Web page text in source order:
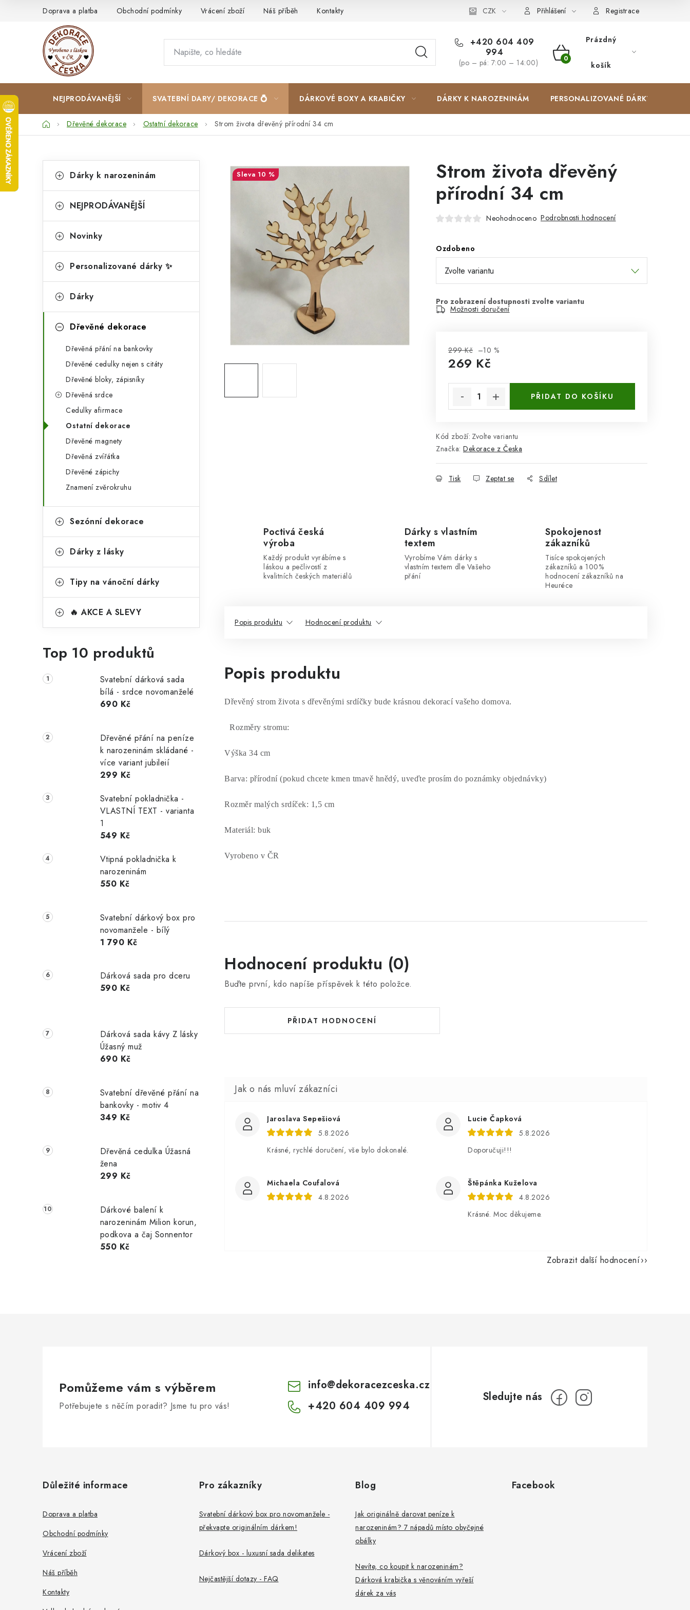
Doprava a platba Obchodní podmínky Vrácení zboží Náš příběh Kontakty Zakázková výroba Spolupracujeme Blog
CZK Přihlášení Registrace
+420 604 409
994
(po – pá: 7:00 – 14:00)
NÁKUPNÍ
Prázdný
košík
NEJPRODÁVANĚJŠÍ SVATEBNÍ DARY/ DEKORACE 💍 DÁRKOVÉ BOXY A KRABIČKY DÁRKY K NAROZENINÁM PERSONALIZOVANÉ DÁRKY ✨
DomůDřevěné dekorace Ostatní dekorace Strom života dřevěný přírodní 34 cm
o
t
r
n
n
l
kategorie
a
e
o
i
Dárky k narozeninám
NEJPRODÁVANĚJŠÍ
Novinky
Personalizované dárky ✨
Dárky
Dřevěné dekorace
Dřevěná přání na bankovky
Dřevěné cedulky nejen s citáty
Dřevěné bloky, zápisníky
Dřevěná srdce
Cedulky afirmace
Ostatní dekorace
Dřevěné magnety
Dřevěná zvířátka
Dřevěné zápichy
Znamení zvěrokruhu
Sezónní dekorace
Dárky z lásky
Tipy na vánoční dárky
🔥 AKCE A SLEVY
Top 10 produktů
Svatební dárková sada
bílá - srdce novomanželé
690 Kč
Dřevěné přání na peníze
k narozeninám skládané -
více variant jubileií
299 Kč
Svatební pokladnička -
VLASTNÍ TEXT - varianta
1
549 Kč
Vtipná pokladnička k
narozeninám
550 Kč
Svatební dárkový box pro
novomanžele - bílý
1 790 Kč
Dárková sada pro dceru
590 Kč
Dárková sada kávy Z lásky
Úžasný muž
690 Kč
Svatební dřevěné přání na
bankovky - motiv 4
349 Kč
Dřevěná cedulka Úžasná
žena
299 Kč
Dárkové balení k
narozeninám Milion korun,
podkova a čaj Sonnentor
550 Kč
Strom života dřevěný
přírodní 34 cm
Neohodnoceno Podrobnosti hodnocení
Ozdobeno
Možnosti doručení
299 Kč –10 %
269 Kč
PŘIDAT DO KOŠÍKU
Kód zboží: Zvolte variantu
Značka: Dekorace z Česka
Tisk Zeptat se Sdílet
10 %
Poctivá česká
výroba
Každý produkt vyrábíme s
láskou a pečlivostí z
kvalitních českých materiálů
Dárky s vlastním
textem
Vyrobíme Vám dárky s
vlastním textem dle Vašeho
přání
Spokojenost
zákazníků
Tisíce spokojených
zákazníků a 100%
hodnocení zákazníků na
Heuréce
Popis produktu Hodnocení produktu
Popis produktu
Dřevěný strom života s dřevěnými srdíčky bude krásnou dekorací vašeho domova.
Rozměry stromu:
Výška 34 cm
Barva: přírodní (pokud chcete kmen tmavě hnědý, uveďte prosím do poznámky objednávky)
Rozměr malých srdíček: 1,5 cm
Materiál: buk
Vyrobeno v ČR
Hodnocení produktu (0)
Buďte první, kdo napíše příspěvek k této položce.
PŘIDAT HODNOCENÍ
Jaroslava Sepešiová
5.8.2026
Krásné, rychlé doručení, vše bylo dokonalé.
Lucie Čapková
5.8.2026
Doporučuji!!!
Michaela Coufalová
4.8.2026
Štěpánka Kuželova
4.8.2026
Krásné. Moc děkujeme.
Zobrazit další hodnocení
Pomůžeme vám s výběrem
Potřebujete s něčím poradit? Jsme tu pro vás!
info@dekoracezceska.cz
+420 604 409 994
Důležité informace
Doprava a platba
Obchodní podmínky
Vrácení zboží
Náš příběh
Kontakty
Pro zákazníky
Svatební dárkový box pro novomanžele -
překvapte originálním dárkem!
Dárkový box - luxusní sada delikates
Nejčastější dotazy - FAQ
Blog
Jak originálně darovat peníze k
narozeninám? 7 nápadů místo obyčejné
obálky
Nevíte, co koupit k narozeninám?
Dárková krabička s věnováním vyřeší
dárek za vás
Facebook